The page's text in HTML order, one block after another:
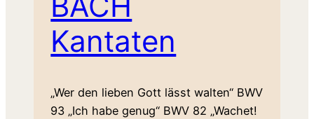
Kantaten
„Wer den lieben Gott lässt walten“ BWV
93 „Ich habe genug“ BWV 82 „Wachet!